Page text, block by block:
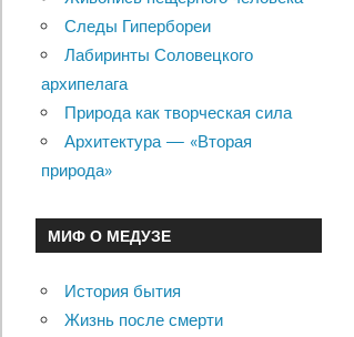
Следы Гипербореи
Лабиринты Соловецкого
архипелага
Природа как творческая сила
Архитектура — «Вторая
природа»
МИФ О МЕДУЗЕ
История бытия
Жизнь после смерти